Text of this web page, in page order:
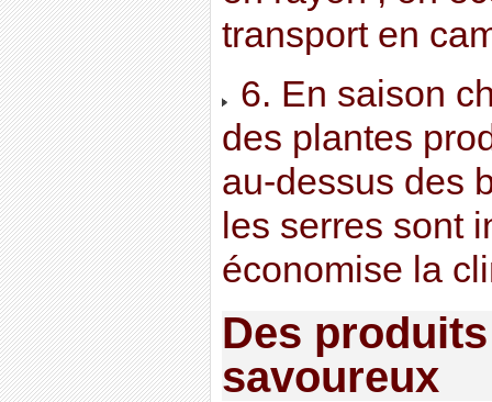
transport en
6. En saison
des plantes
au-dessus des
les serres sont
économise la
Des
savoureux